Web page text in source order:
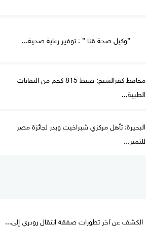
”وكيل صحة قنا ” : توفير رعاية صحية...
محافظ كفرالشيخ: ضبط 815 كجم من النفايات
الطبية...
البحيرة: تأهل مركزي شبراخيت وبدر لجائزة مصر
للتميز...
الكشف عن آخر تطورات صفقة انتقال رودري إلى...